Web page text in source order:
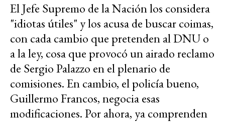
El Jefe Supremo de la Nación los considera
"idiotas útiles" y los acusa de buscar coimas,
con cada cambio que pretenden al DNU o
a la ley, cosa que provocó un airado reclamo
de Sergio Palazzo en el plenario de
comisiones. En cambio, el policía bueno,
Guillermo Francos, negocia esas
modificaciones. Por ahora, ya comprenden